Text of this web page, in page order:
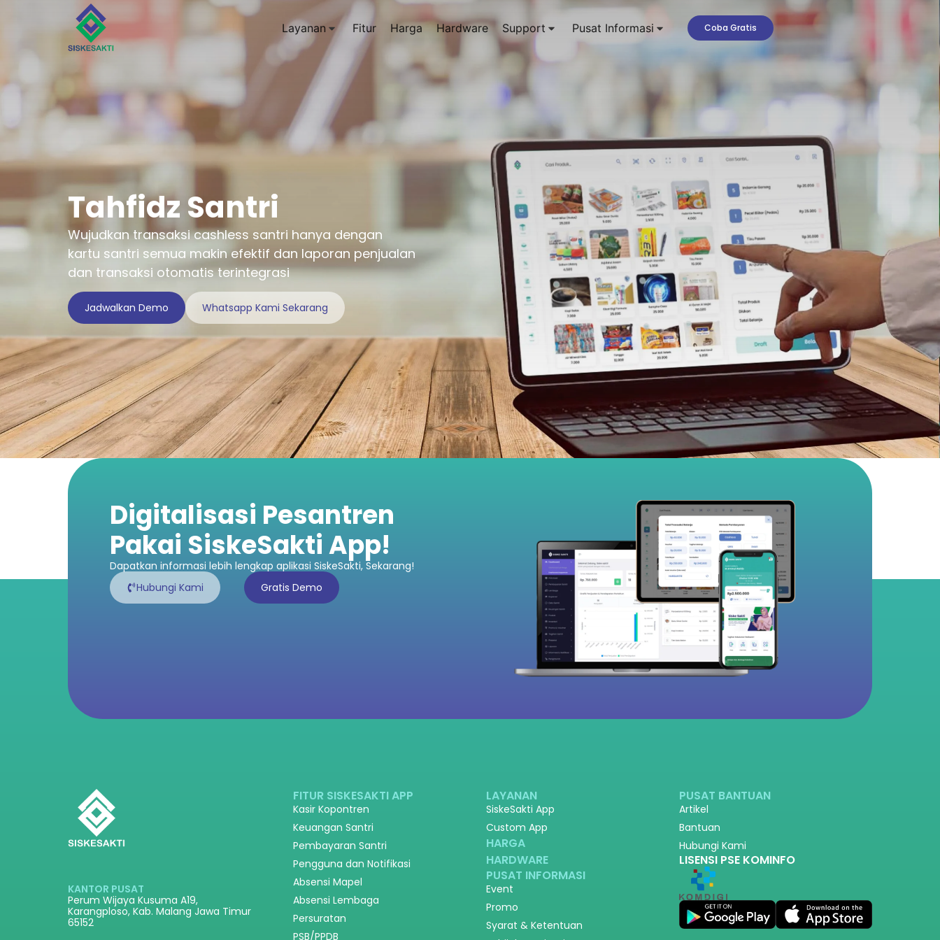
Layanan Fitur Harga Hardware Support Pusat Informasi Coba Gratis
Tahfidz Santri
Wujudkan transaksi cashless santri hanya dengan
kartu santri semua makin efektif dan laporan penjualan
dan transaksi otomatis terintegrasi
Jadwalkan Demo Whatsapp Kami Sekarang
Digitalisasi Pesantren
Pakai SiskeSakti App!
Dapatkan informasi lebih lengkap aplikasi SiskeSakti, Sekarang!
Hubungi Kami
Gratis Demo
KANTOR PUSAT
Perum Wijaya Kusuma A19,
Karangploso, Kab. Malang Jawa Timur
65152
FITUR SISKESAKTI APP
Kasir Kopontren
Keuangan Santri
Pembayaran Santri
Pengguna dan Notifikasi
Absensi Mapel
Absensi Lembaga
Persuratan
PSB/PPDB
LAYANAN
SiskeSakti App
Custom App
HARGA
HARDWARE
PUSAT INFORMASI
Event
Promo
Syarat & Ketentuan
PUSAT BANTUAN
Artikel
Bantuan
Hubungi Kami
LISENSI PSE KOMINFO